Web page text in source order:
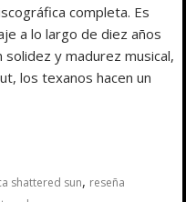
completa. Es
a lo largo de diez años
y madurez musical,
los texanos hacen un
shattered sun, reseña